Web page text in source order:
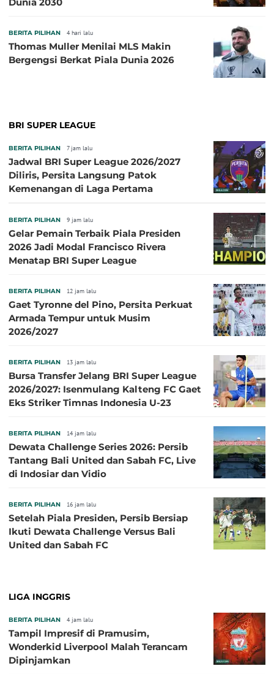
BERITA PILIHAN 4 hari lalu
Thomas Muller Menilai MLS Makin
Bergengsi Berkat Piala Dunia 2026
BRI SUPER LEAGUE
BERITA PILIHAN 7 jam lalu
Jadwal BRI Super League 2026/2027
Diliris, Persita Langsung Patok
Kemenangan di Laga Pertama
BERITA PILIHAN 9 jam lalu
Gelar Pemain Terbaik Piala Presiden
2026 Jadi Modal Francisco Rivera
Menatap BRI Super League
BERITA PILIHAN 12 jam lalu
Gaet Tyronne del Pino, Persita Perkuat
Armada Tempur untuk Musim
2026/2027
BERITA PILIHAN 13 jam lalu
Bursa Transfer Jelang BRI Super League
2026/2027: Isenmulang Kalteng FC Gaet
Eks Striker Timnas Indonesia U-23
BERITA PILIHAN 14 jam lalu
Dewata Challenge Series 2026: Persib
Tantang Bali United dan Sabah FC, Live
di Indosiar dan Vidio
BERITA PILIHAN 16 jam lalu
Setelah Piala Presiden, Persib Bersiap
Ikuti Dewata Challenge Versus Bali
United dan Sabah FC
LIGA INGGRIS
BERITA PILIHAN 4 jam lalu
Tampil Impresif di Pramusim,
Wonderkid Liverpool Malah Terancam
Dipinjamkan